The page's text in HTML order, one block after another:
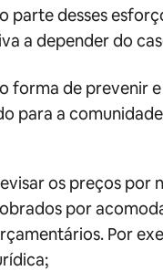
parte desses
a depender do
forma de prevenir
para a
os preços por
por
Por